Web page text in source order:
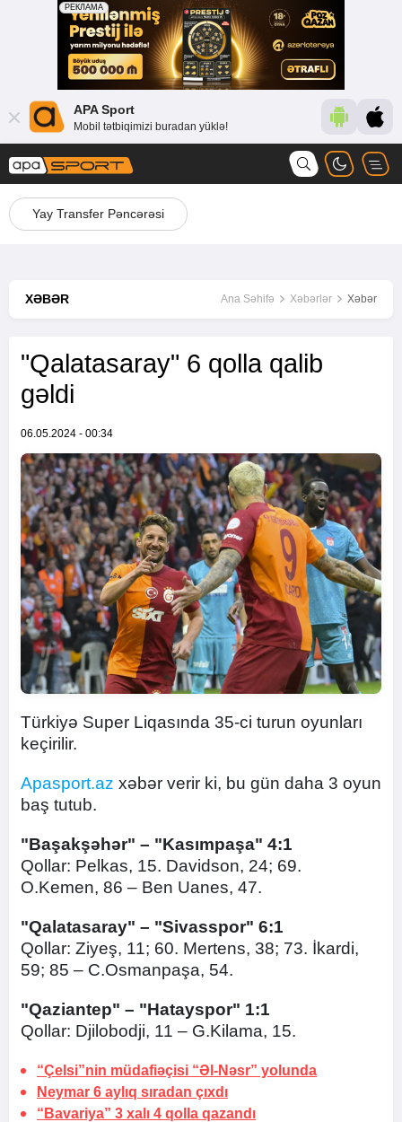
APA Sport
Mobil tətbiqimizi buradan yüklə!
Yay Transfer Pəncərəsi
XƏBƏR Ana Səhifə Xəbərlər Xəbər
"Qalatasaray" 6 qolla qalib
gəldi
06.05.2024 - 00:34
Türkiyə Super Liqasında 35-ci turun oyunları
keçirilir.
Apasport.az xəbər verir ki, bu gün daha 3 oyun
baş tutub.
"Başakşəhər" – "Kasımpaşa" 4:1
Qollar: Pelkas, 15. Davidson, 24; 69.
O.Kemen, 86 – Ben Uanes, 47.
"Qalatasaray" – "Sivasspor" 6:1
Qollar: Ziyeş, 11; 60. Mertens, 38; 73. İkardi,
59; 85 – C.Osmanpaşa, 54.
"Qaziantep" – "Hatayspor" 1:1
Qollar: Djilobodji, 11 – G.Kilama, 15.
“Çelsi”nin müdafiəçisi “Əl-Nəsr” yolunda
Neymar 6 aylıq sıradan çıxdı
“Bavariya” 3 xalı 4 qolla qazandı